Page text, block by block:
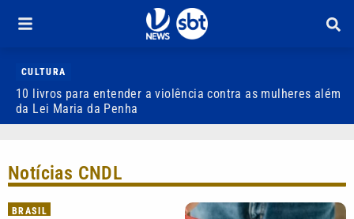
CULTURA
10 livros para entender a violência contra as mulheres além
da Lei Maria da Penha
Notícias CNDL
BRASIL